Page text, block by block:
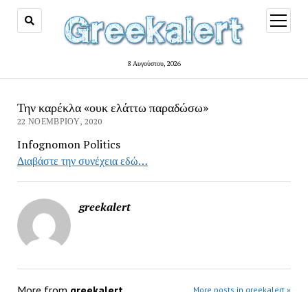
8 Αυγούστου, 2026
open
menu
Την καρέκλα «ουκ ελάττω παραδώσω»
22 ΝΟΕΜΒΡΊΟΥ, 2020
Infognomon Politics
Διαβάστε την συνέχεια εδώ…
greekalert
More posts in greekalert »